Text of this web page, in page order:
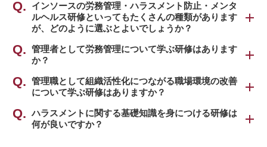
インソース公開講座の労務管理・ハラスメント防
止・メンタルヘルス研修のポイントは、2つありま
す。
1点目は、従業員が働きやすい「職場環境作り」を意
識し、職場で取り組める具体的な方法と行動につい
ラスメント問題、ストレスに対処する医学的な療法
などの、知識を詰め込む研修ではなく、現場の悩み
や事例ごとの判断を具体的に学んでいただきます。
これらの問題は、自分ごととして理解し、意識改革
インソースの労務管理・ハラスメント防止・メンタ
ルヘルス研修といってもたくさんの種類があります
が、どのように選ぶとよいでしょうか？
インソース公開講座の労務管理・ハラスメント防
止・メンタルヘルス研修は、大きく分けて３種類の
ものがあります。
労働基準法等の基本知識およびワークライフバラン
スを理解し、職場環境づくりのために必要な要素を
管理者として労務管理について学ぶ研修はあります
か？
労務管理の基礎知識を習得する「労務管理研修」を
おすすめします。
【対象者】
管理職として組織活性化につながる職場環境の改善
について学ぶ研修はありますか？
風通しの良い職場を定義し、情報共有、変化、スト
レスマネジメントを学ぶ「
ハラスメントに関する基礎知識を身につける研修は
何が良いですか？